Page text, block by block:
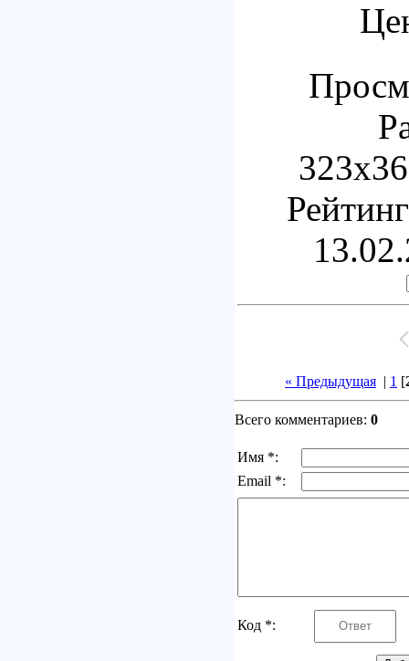
« Предыдущая | 1 [
Всего комментариев: 0
Имя *:
Email *:
Код *: